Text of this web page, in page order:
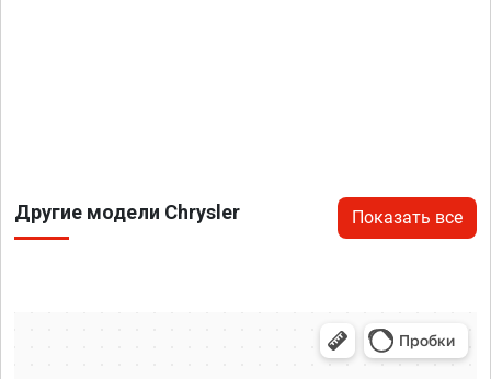
Другие модели Chrysler Показать все